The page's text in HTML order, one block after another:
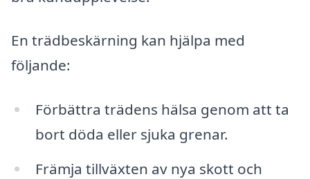
En trädbeskärning kan hjälpa med
följande:
Förbättra trädens hälsa genom att ta
bort döda eller sjuka grenar.
Främja tillväxten av nya skott och